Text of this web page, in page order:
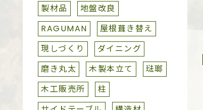
製材品
地盤改良
RAGUMAN
屋根葺き替え
現しづくり
ダイニング
磨き丸太
木製本立て
琺瑯
木工販売所
柱